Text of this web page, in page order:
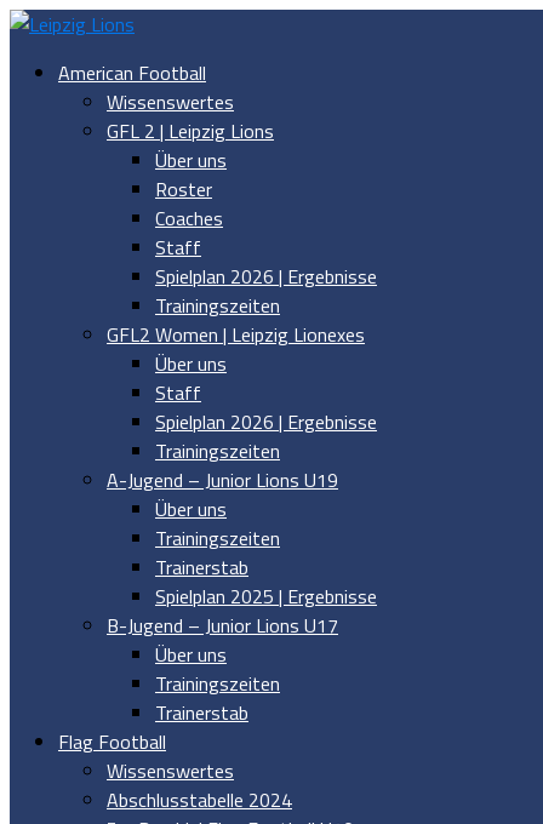
American Football
Wissenswertes
GFL 2 | Leipzig Lions
Über uns
Roster
Coaches
Staff
Spielplan 2026 | Ergebnisse
Trainingszeiten
GFL2 Women | Leipzig Lionexes
Über uns
Staff
Spielplan 2026 | Ergebnisse
Trainingszeiten
A-Jugend – Junior Lions U19
Über uns
Trainingszeiten
Trainerstab
Spielplan 2025 | Ergebnisse
B-Jugend – Junior Lions U17
Über uns
Trainingszeiten
Trainerstab
Flag Football
Wissenswertes
Abschlusstabelle 2024